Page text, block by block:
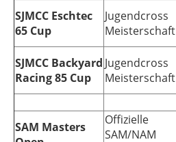
SJMCC Eschtec
65 Cup
Jugendcross
Meisterschaft
SJMCC Backyard
Racing 85 Cup
Jugendcross
Meisterschaft
SAM Masters
Offizielle
SAM/NAM